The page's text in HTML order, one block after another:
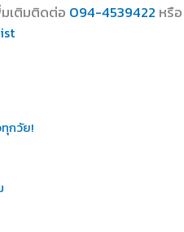
เติมติดต่อ 094-4539422 หรือ
กวัย!